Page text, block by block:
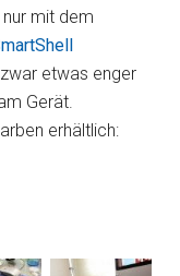
mit dem
etwas enger
Gerät.
erhältlich: